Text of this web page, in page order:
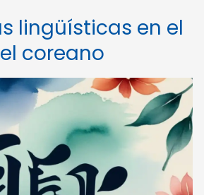
lingüísticas en el
coreano